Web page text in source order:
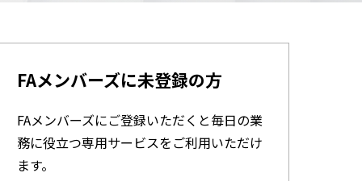
FAメンバーズに未登録の方
FAメンバーズにご登録いただくと毎日の業
務に役立つ専用サービスをご利用いただけ
ます。